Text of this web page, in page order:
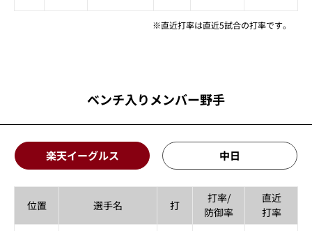
※直近打率は直近5試合の打率です。
ベンチ入りメンバー野手
楽天イーグルス 中日
位置 選手名 打
打率/
防御率
直近
打率